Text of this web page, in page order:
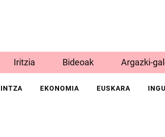
Iritzia Bideoak Argazki-
EKONOMIA EUSKARA